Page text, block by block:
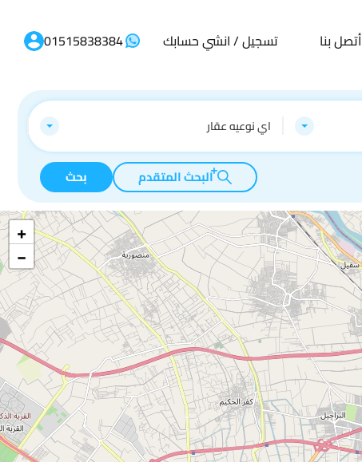
أتصل بنا تسجيل / انشي حسابك 01515838384
اي نوعيه عقار
البحث المتقدم بحث
+
−